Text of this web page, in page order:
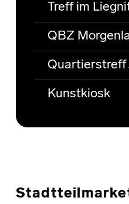
Treff im
QBZ
Quartierstreff
Kunstkiosk